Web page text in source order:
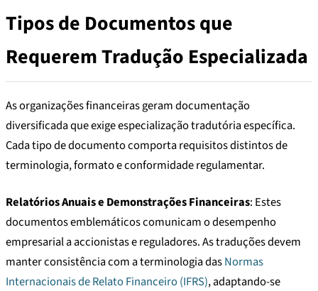
Tipos de Documentos que
Requerem Tradução Especializada
As organizações financeiras geram documentação
diversificada que exige especialização tradutória específica.
Cada tipo de documento comporta requisitos distintos de
terminologia, formato e conformidade regulamentar.
Relatórios Anuais e Demonstrações Financeiras: Estes
documentos emblemáticos comunicam o desempenho
empresarial a accionistas e reguladores. As traduções devem
manter consistência com a terminologia dasNormas
Internacionais de Relato Financeiro (IFRS), adaptando-se